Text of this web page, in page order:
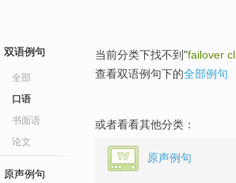
双语例句
全部
口语
书面语
论文
原声例句
当前分类下找不到"failover
查看双语例句下的全部例句
或者看看其他分类：
原声例句